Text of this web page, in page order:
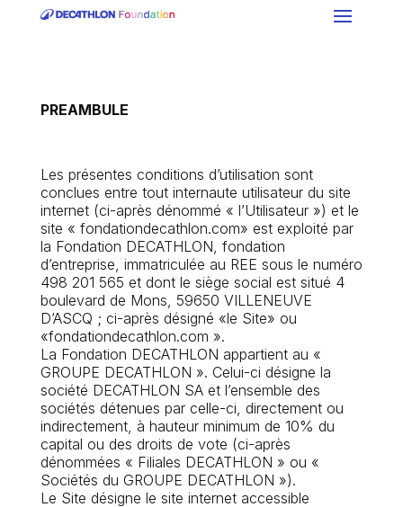
PREAMBULE
Les présentes conditions d’utilisation sont
conclues entre tout internaute utilisateur du site
internet (ci-après dénommé « l’Utilisateur ») et le
site « fondationdecathlon.com» est exploité par
la Fondation DECATHLON, fondation
d’entreprise, immatriculée au REE sous le numéro
498 201 565 et dont le siège social est situé 4
boulevard de Mons, 59650 VILLENEUVE
D’ASCQ ; ci-après désigné «le Site» ou
«fondationdecathlon.com ».
La Fondation DECATHLON appartient au «
GROUPE DECATHLON ». Celui-ci désigne la
société DECATHLON SA et l’ensemble des
sociétés détenues par celle-ci, directement ou
indirectement, à hauteur minimum de 10% du
capital ou des droits de vote (ci-après
dénommées « Filiales DECATHLON » ou «
Sociétés du GROUPE DECATHLON »).
Le Site désigne le site internet accessible